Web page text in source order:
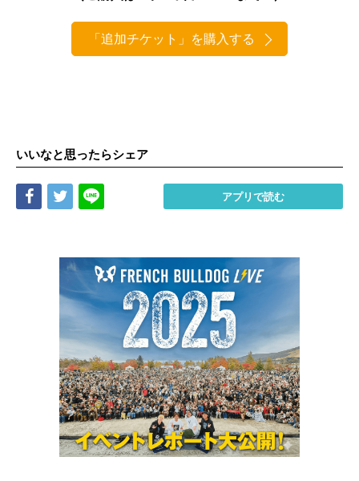
「追加チケット」を購入する
いいなと思ったらシェア
Share Tweet アプリで読む